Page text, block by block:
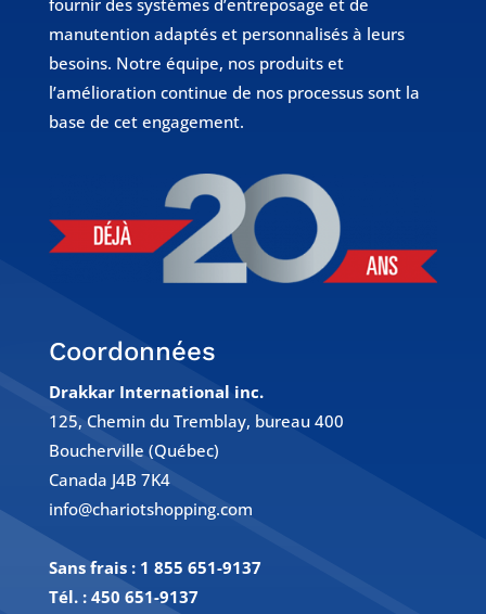
fournir des systèmes d’entreposage et de
manutention adaptés et personnalisés à leurs
besoins. Notre équipe, nos produits et
l’amélioration continue de nos processus sont la
base de cet engagement.
Coordonnées
Drakkar International inc.
125, Chemin du Tremblay, bureau 400
Boucherville (Québec)
Canada J4B 7K4
info@chariotshopping.com
Sans frais : 1 855 651-9137
Tél. : 450 651-9137